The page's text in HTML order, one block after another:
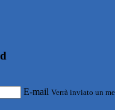
E-mail Verrà inviato un